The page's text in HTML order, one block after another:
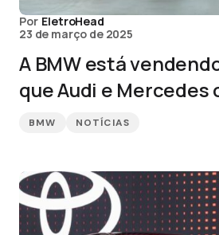
Por EletroHead
23 de março de 2025
A BMW está
que Audi e Mercedes
BMW NOTÍCIAS